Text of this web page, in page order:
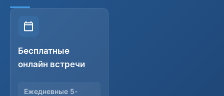
Бесплатные
онлайн встречи
Ежедневные 5-